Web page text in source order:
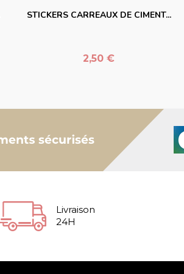
STICKERS CARREAUX DE CIMENT...
Prix
2,50 €
Livraison
24H